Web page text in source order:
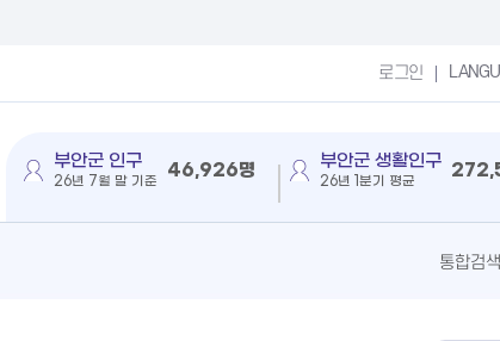
로그인
부안군 인구
26년 7월 말 기준
46,926명 부안군 생활인구
26년 1분기 평균